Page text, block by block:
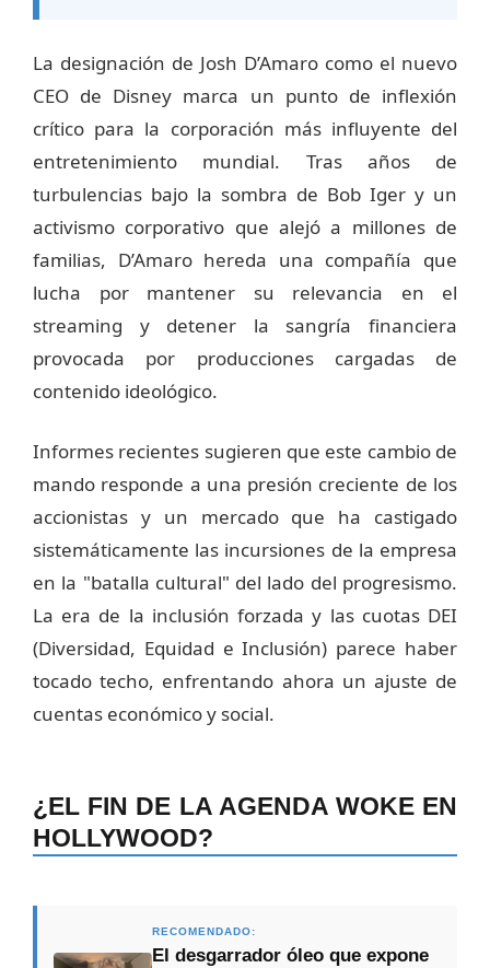
La designación de Josh D’Amaro como el nuevo
CEO de Disney marca un punto de inflexión
crítico para la corporación más influyente del
entretenimiento mundial. Tras años de
turbulencias bajo la sombra de Bob Iger y un
activismo corporativo que alejó a millones de
familias, D’Amaro hereda una compañía que
lucha por mantener su relevancia en el
streaming y detener la sangría financiera
provocada por producciones cargadas de
contenido ideológico.
Informes recientes sugieren que este cambio de
mando responde a una presión creciente de los
accionistas y un mercado que ha castigado
sistemáticamente las incursiones de la empresa
en la "batalla cultural" del lado del progresismo.
La era de la inclusión forzada y las cuotas DEI
(Diversidad, Equidad e Inclusión) parece haber
tocado techo, enfrentando ahora un ajuste de
cuentas económico y social.
¿EL FIN DE LA AGENDA WOKE EN
HOLLYWOOD?
RECOMENDADO:
El desgarrador óleo que expone